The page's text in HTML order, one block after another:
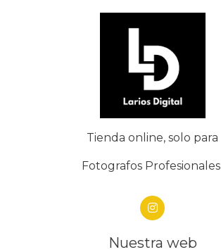
Tienda online, solo para
Fotografos Profesionales
Nuestra web